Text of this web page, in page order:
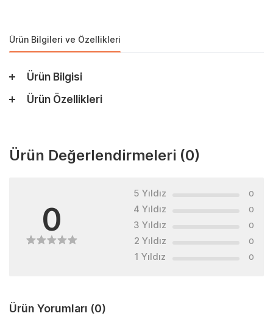
Ürün Bilgileri ve Özellikleri
Ürün Bilgisi
Ürün Özellikleri
Ürün Değerlendirmeleri (0)
0
5 Yıldız 0
4 Yıldız 0
3 Yıldız 0
2 Yıldız 0
1 Yıldız 0
Ürün Yorumları (0)